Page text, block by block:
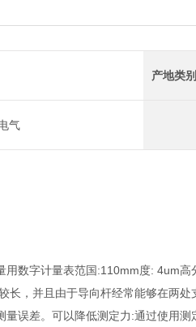
产地类别
气
数字计量表范国:110mm度: 4um
长，并且由于导向杆经常能够在两
误差。可以降低测定力:通过使用